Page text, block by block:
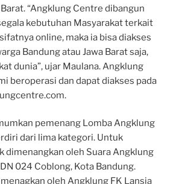
“Angklung Centre dibangun
kebutuhan Masyarakat terkait
online, maka ia bisa diakses
Bandung atau Jawa Barat saja,
dunia”, ujar Maulana. Angklung
beroperasi dan dapat diakses pada
pemenang Lomba Angklung
dari lima kategori. Untuk
dimenangkan oleh Suara Angklung
024 Coblong, Kota Bandung.
oleh Angklung FK Lansia